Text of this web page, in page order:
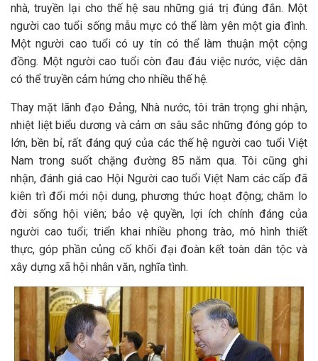
nhà, truyền lại cho thế hệ sau những giá trị đúng đắn. Một
người cao tuổi sống mẫu mực có thể làm yên một gia đình.
Một người cao tuổi có uy tín có thể làm thuận một cộng
đồng. Một người cao tuổi còn đau đáu việc nước, việc dân
có thể truyền cảm hứng cho nhiều thế hệ.
Thay mặt lãnh đạo Đảng, Nhà nước, tôi trân trọng ghi nhận,
nhiệt liệt biểu dương và cảm ơn sâu sắc những đóng góp to
lớn, bền bỉ, rất đáng quý của các thế hệ người cao tuổi Việt
Nam trong suốt chặng đường 85 năm qua. Tôi cũng ghi
nhận, đánh giá cao Hội Người cao tuổi Việt Nam các cấp đã
kiên trì đổi mới nội dung, phương thức hoạt động; chăm lo
đời sống hội viên; bảo vệ quyền, lợi ích chính đáng của
người cao tuổi; triển khai nhiều phong trào, mô hình thiết
thực, góp phần củng cố khối đại đoàn kết toàn dân tộc và
xây dựng xã hội nhân văn, nghĩa tình.